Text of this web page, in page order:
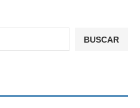
BUSCAR